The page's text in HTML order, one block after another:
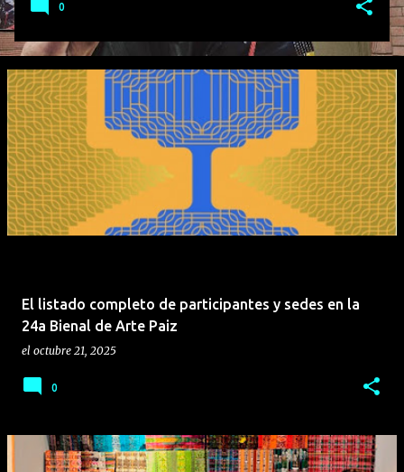
aprovechar al máximo su formato plegable,
la mejor cámara hasta la fecha en el segmento. Lo que
hay que saber: • Experiencia de usuario integrada: La
familia motorola razr 70 no solo destaca por sus
especificaciones de hardware, sino en cómo sus
funciones inteligentes transforman la usabilidad real
mediante el formato plegable. • Experiencia
fotográfica con IA: El motorola razr 70 combina un
sistema dual de cámara de 50 MP con funciones
inteligentes avanzadas para capturar imágenes
zoom en inglés) permite emular el agarre de una
videocámara retro al plegar el teléfono a 90°,
0
El listado completo de participantes y sedes en la
24a Bienal de Arte Paiz
el octubre 21, 2025
0